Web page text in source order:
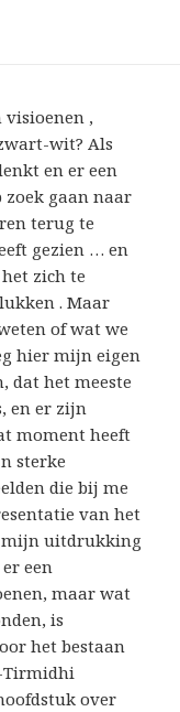
,
wit? Als
en er een
gaan naar
terug te
gezien … en
zich te
. Maar
of wat we
hier mijn eigen
dat het meeste
en er zijn
moment heeft
sterke
die bij me
van het
mijn uitdrukking
een
maar wat
is
het bestaan
Tirmidhi
over